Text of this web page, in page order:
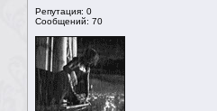
Репутация: 0
Сообщений: 70